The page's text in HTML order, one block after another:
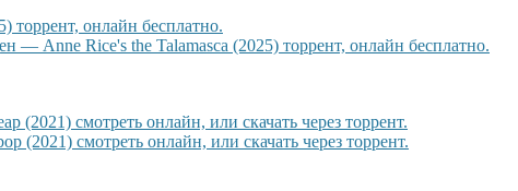
торрент, онлайн бесплатно.
— Anne Rice's the Talamasca (2025) торрент, онлайн бесплатно.
(2021) смотреть онлайн, или скачать через торрент.
смотреть онлайн, или скачать через торрент.